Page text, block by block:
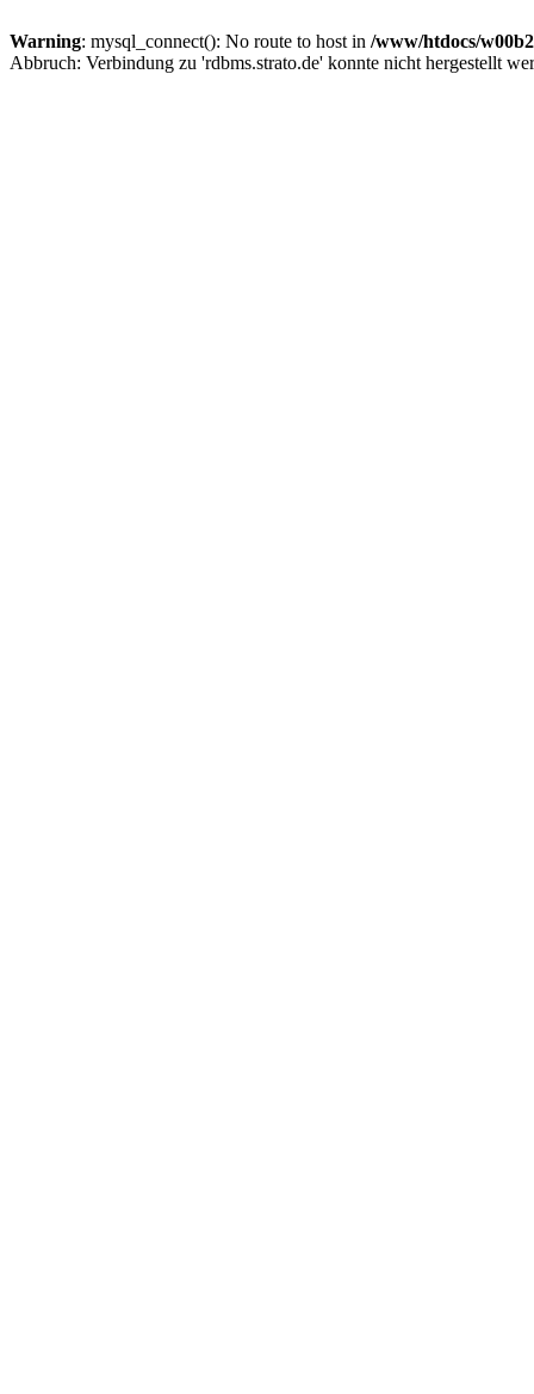
Warning: mysql_connect(): No route to host in /www/htdocs/
Abbruch: Verbindung zu 'rdbms.strato.de' konnte nicht hergestellt